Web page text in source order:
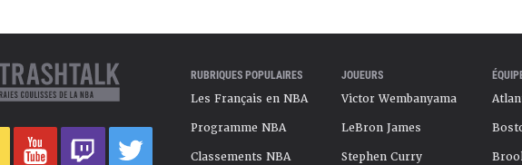
RUBRIQUES POPULAIRES
Les Français en NBA
Programme NBA
Classements NBA
JOUEURS
Victor Wembanyama
LeBron James
Stephen Curry